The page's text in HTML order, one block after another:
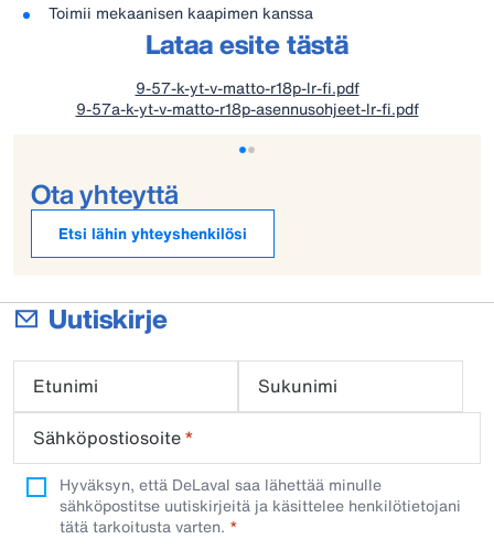
Toimii mekaanisen kaapimen kanssa
Lataa esite tästä
9-57-k-yt-v-matto-r18p-lr-fi.pdf
9-57a-k-yt-v-matto-r18p-asennusohjeet-lr-fi.pdf
Ota yhteyttä
Etsi lähin yhteyshenkilösi
Uutiskirje
Etunimi
Sukunimi
Sähköpostiosoite*
Hyväksyn, että DeLaval saa lähettää minulle
sähköpostitse uutiskirjeitä ja käsittelee henkilötietojani
tätä tarkoitusta varten.